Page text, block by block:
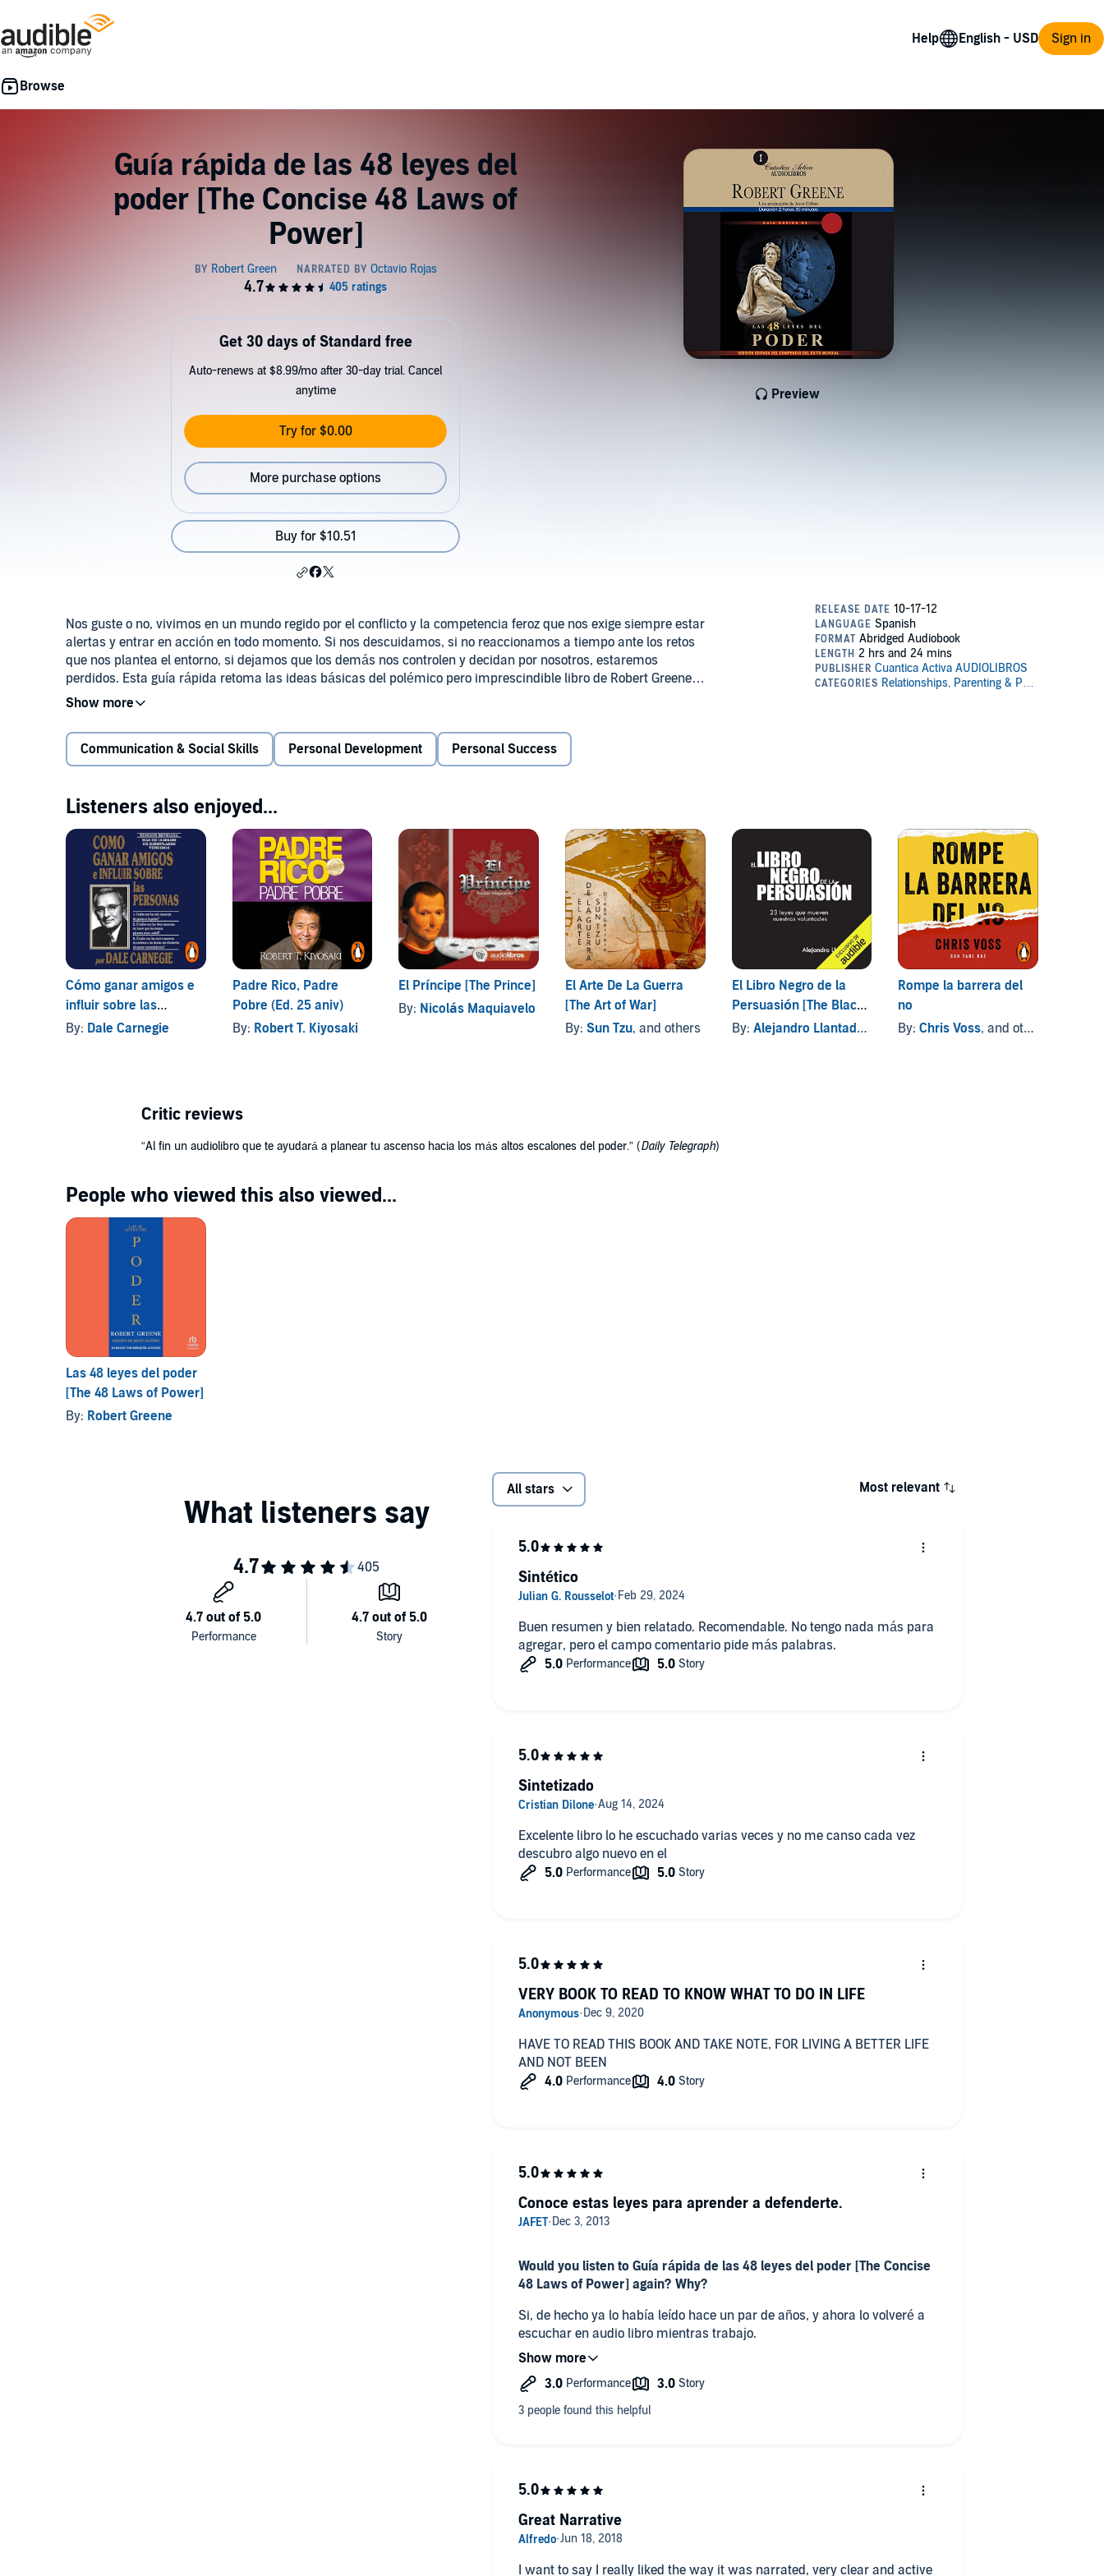
Help Sign in
Guía rápida de las 48 leyes del
poder [The Concise 48 Laws of
Power]
Preview
Get 30 days of Standard free
Auto-renews at $8.99/mo after 30-day trial. Cancel
anytime
Try for $0.00
More purchase options
Buy for $10.51
Nos guste o no, vivimos en un mundo regido por el conflicto y la competencia feroz que nos exige siempre estar
alertas y entrar en acción en todo momento. Si nos descuidamos, si no reaccionamos a tiempo ante los retos
que nos plantea el entorno, si dejamos que los demás nos controlen y decidan por nosotros, estaremos
perdidos. Esta guía rápida retoma las ideas básicas del polémico pero imprescindible libro de Robert Greene:
Las 48 Leyes del poder,
éxito. Greene nos revela las claves que permiten alcanzar, conquistar y defender el poder.
©2009 Robert Greene (P)2011 J.H.P.
Communication & Social Skills Personal Development Personal Success
Listeners also enjoyed...
Cómo ganar amigos e
influir sobre las
personas [How to Win
By: Dale Carnegie
Padre Rico, Padre
Pobre (Ed. 25 aniv)
By: Robert T. Kiyosaki
El Príncipe [The Prince]
By: Nicolás Maquiavelo
El Arte De La Guerra
[The Art of War]
By: Sun Tzu, and others
El Libro Negro de la
Persuasión [The Black
Book of Persuasion]
By: Alejandro Llantada Toscano
Rompe la barrera del
no
By:Chris Voss, and others
Critic reviews
“Al fin un audiolibro que te ayudará a planear tu ascenso hacia los más altos escalones del poder.” (Daily Telegraph)
People who viewed this also viewed...
Las 48 leyes del poder
[The 48 Laws of Power]
By: Robert Greene
All stars Most relevant
Buen resumen y bien relatado. Recomendable. No tengo nada más para
agregar, pero el campo comentario pide más palabras.
Sintético
Excelente libro lo he escuchado varias veces y no me canso cada vez
descubro algo nuevo en el
Sintetizado
HAVE TO READ THIS BOOK AND TAKE NOTE, FOR LIVING A BETTER LIFE
AND NOT BEEN
VERY BOOK TO READ TO KNOW WHAT TO DO IN LIFE
Would you listen to Guía rápida de las 48 leyes del poder [The Concise
48 Laws of Power] again? Why?
Si, de hecho ya lo había leído hace un par de años, y ahora lo volveré a
escuchar en audio libro mientras trabajo.
What was the most interesting aspect of this story? The least
interesting?
Más que aplicarlo contra otros, el conocimiento adquirido puede ser
pero te conoces a ti mismo, tus oportunidades de ganar o perder son las
seguro de ser derrotado en cada batalla. "
Conoce estas leyes para aprender a defenderte.
I want to say I really liked the way it was narrated, very clear and active
Great Narrative